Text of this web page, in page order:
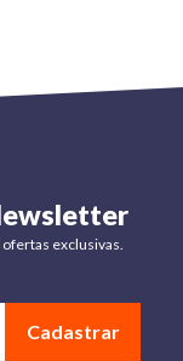
exclusivas.
Cadastrar